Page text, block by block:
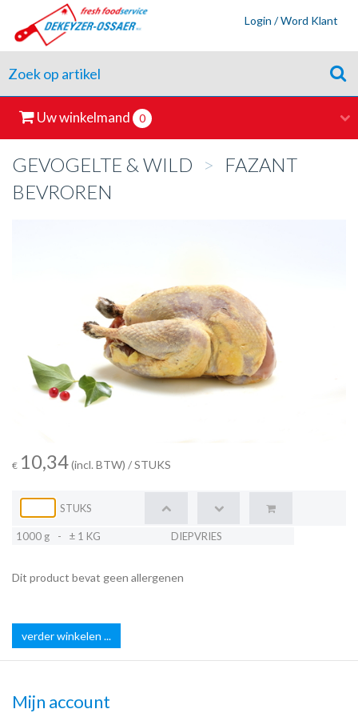
Login / Word Klant
Uw winkelmand 0
GEVOGELTE & WILD > FAZANT
BEVROREN
€ 10,34(incl. BTW) / STUKS
STUKS
1000 g - ± 1 KG DIEPVRIES
Dit product bevat geen allergenen
verder winkelen ...
Mijn account